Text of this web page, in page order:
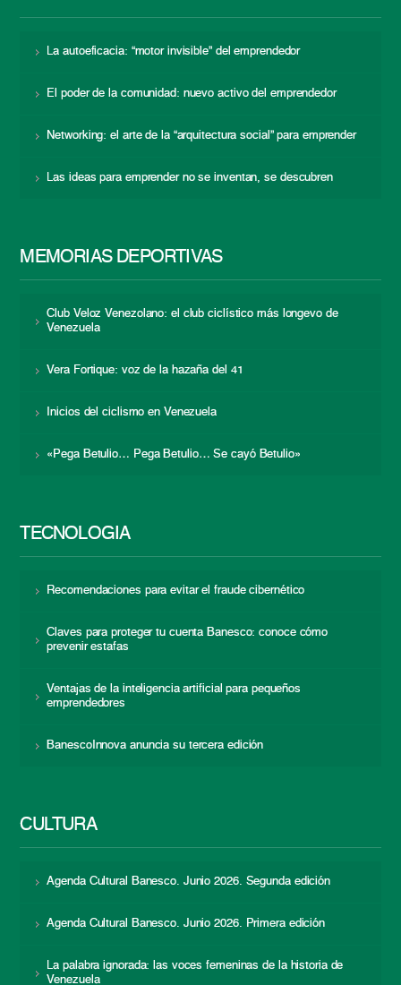
La autoeficacia: “motor invisible” del emprendedor
El poder de la comunidad: nuevo activo del emprendedor
Networking: el arte de la “arquitectura social” para emprender
Las ideas para emprender no se inventan, se descubren
MEMORIAS DEPORTIVAS
Club Veloz Venezolano: el club ciclístico más longevo de
Venezuela
Vera Fortique: voz de la hazaña del 41
Inicios del ciclismo en Venezuela
«Pega Betulio… Pega Betulio… Se cayó Betulio»
TECNOLOGÍA
Recomendaciones para evitar el fraude cibernético
Claves para proteger tu cuenta Banesco: conoce cómo
prevenir estafas
Ventajas de la inteligencia artificial para pequeños
emprendedores
BanescoInnova anuncia su tercera edición
CULTURA
Agenda Cultural Banesco. Junio 2026. Segunda edición
Agenda Cultural Banesco. Junio 2026. Primera edición
La palabra ignorada: las voces femeninas de la historia de
Venezuela